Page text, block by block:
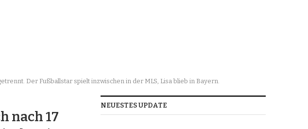
Der Fußballstar spielt inzwischen in der MLS, Lisa blieb in Bayern.
nach 17
NEUESTES UPDATE